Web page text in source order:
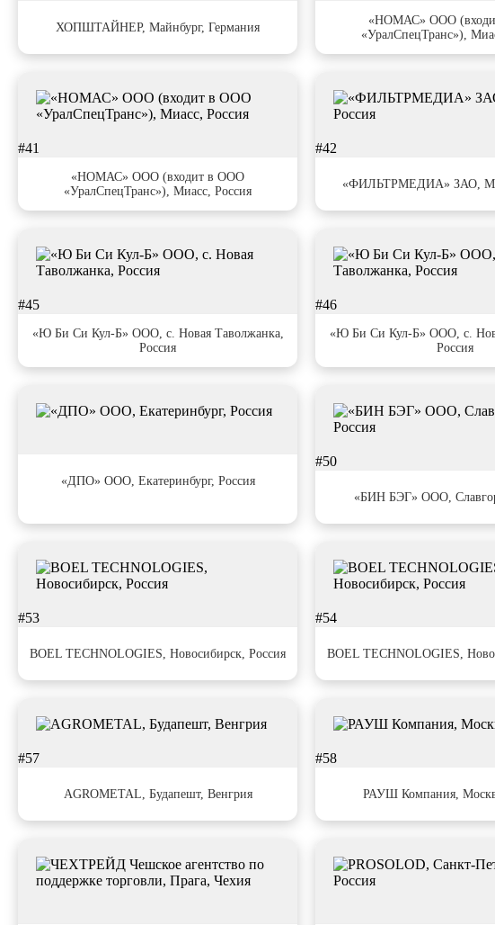
ХОПШТАЙНЕР, Майнбург, Германия
«НОМАС» ООО
«УралСпецТранс»),
#41
«НОМАС» ООО (входит в ООО
«УралСпецТранс»), Миасс, Россия
#42
«ФИЛЬТРМЕДИА» ЗАО,
#45
«Ю Би Си Кул-Б» ООО, с. Новая Таволжанка,
Россия
#46
«Ю Би Си Кул-Б» ООО, с.
Россия
«ДПО» ООО, Екатеринбург, Россия
#50
«БИН БЭГ» ООО,
#53
BOEL TECHNOLOGIES, Новосибирск, Россия
#54
BOEL TECHNOLOGIES,
#57
AGROMETAL, Будапешт, Венгрия
#58
РАУШ Компания,